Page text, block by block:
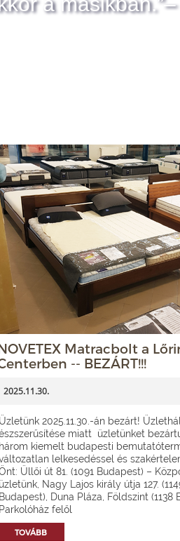
Matracbolt a
-- BEZÁRT!!!
2025.11.30.
Üzletünk 2025.11.30.-án bezárt!
miatt üzletünket
három kiemelt budapesti
lelkesedéssel és
Üllői út 81. (1091 Budapest) –
üzletünk, Nagy Lajos király útja 127.
Budapest), Duna Pláza, Földszint (1138
Parkolóház felől
TOVÁBB